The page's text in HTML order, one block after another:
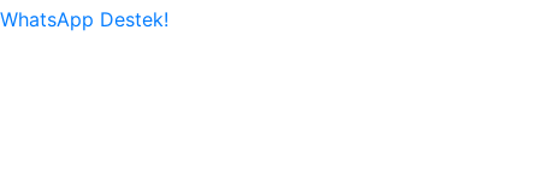
WhatsApp Destek!